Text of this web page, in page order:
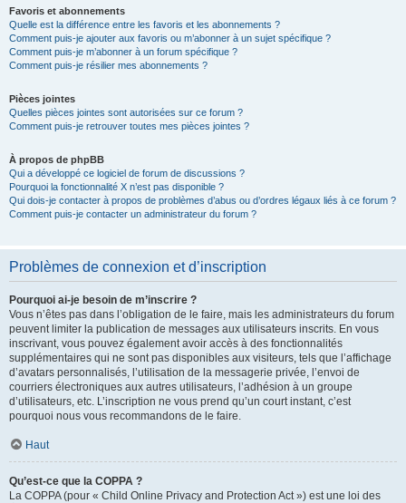
Favoris et abonnements
Quelle est la différence entre les favoris et les abonnements ?
Comment puis-je ajouter aux favoris ou m’abonner à un sujet spécifique ?
Comment puis-je m’abonner à un forum spécifique ?
Comment puis-je résilier mes abonnements ?
Pièces jointes
Quelles pièces jointes sont autorisées sur ce forum ?
Comment puis-je retrouver toutes mes pièces jointes ?
À propos de phpBB
Qui a développé ce logiciel de forum de discussions ?
Pourquoi la fonctionnalité X n’est pas disponible ?
Qui dois-je contacter à propos de problèmes d’abus ou d’ordres légaux liés à ce forum ?
Comment puis-je contacter un administrateur du forum ?
Problèmes de connexion et d’inscription
Pourquoi ai-je besoin de m’inscrire ?
Vous n’êtes pas dans l’obligation de le faire, mais les administrateurs du forum
peuvent limiter la publication de messages aux utilisateurs inscrits. En vous
inscrivant, vous pouvez également avoir accès à des fonctionnalités
supplémentaires qui ne sont pas disponibles aux visiteurs, tels que l’affichage
d’avatars personnalisés, l’utilisation de la messagerie privée, l’envoi de
courriers électroniques aux autres utilisateurs, l’adhésion à un groupe
d’utilisateurs, etc. L’inscription ne vous prend qu’un court instant, c’est
pourquoi nous vous recommandons de le faire.
Haut
Qu’est-ce que la COPPA ?
La COPPA (pour « Child Online Privacy and Protection Act ») est une loi des